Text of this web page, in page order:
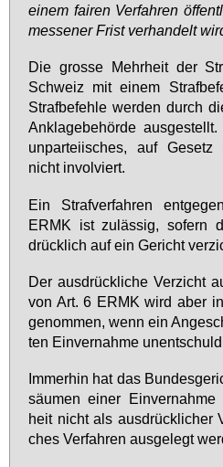
ei­nem fai­ren Ver­fah­ren
mes­se­ner Frist ver­han­delt
Die gros­se Mehr­heit der
Schweiz mit ei­nem
Straf­be­feh­le wer­den durch
An­kla­ge­be­hör­de
un­par­tei­isches, auf
nicht in­vol­viert.
Ein Straf­ver­fah­ren
ERMK ist zu­läs­sig, so­fern
drück­lich auf ein Ge­richt
Der aus­drück­li­che Ver­zicht
von Art. 6 ERMK wird aber
ge­nom­men, wenn ein
ten Ein­ver­nah­me
Im­mer­hin hat das
säu­men ei­ner
heit nicht als aus­drück­li­cher
ches Ver­fah­ren aus­ge­legt